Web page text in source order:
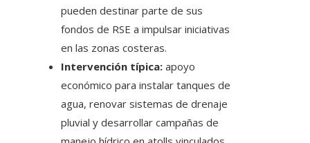
pueden destinar parte de sus
fondos de RSE a impulsar iniciativas
en las zonas costeras.
Intervención típica: apoyo
económico para instalar tanques de
agua, renovar sistemas de drenaje
pluvial y desarrollar campañas de